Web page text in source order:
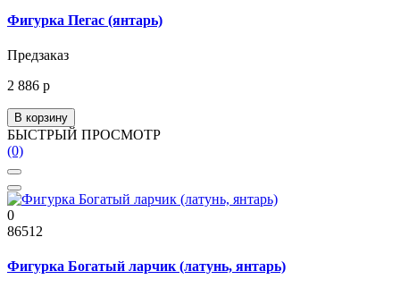
Фигурка Пегас (янтарь)
Предзаказ
2 886 р
В корзину
БЫСТРЫЙ ПРОСМОТР
(0)
0
86512
Фигурка Богатый ларчик (латунь, янтарь)